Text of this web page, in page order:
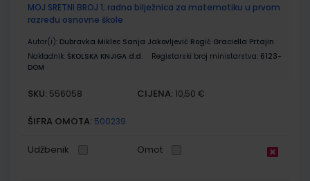
MOJ SRETNI BROJ 1; radna bilježnica za matematiku u prvom
razredu osnovne škole
Autor(i): Dubravka Miklec Sanja Jakovljević Rogić Graciella Prtajin
Nakladnik: ŠKOLSKA KNJIGA d.d. Registarski broj ministarstva: 6123-
DOM
SKU: 556058 CIJENA: 10,50 €
ŠIFRA OMOTA: 500239
Udžbenik Omot